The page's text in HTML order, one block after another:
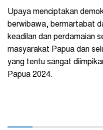
Upaya menciptakan
berwibawa, bermartabat
keadilan dan perdamaian
masyarakat Papua dan
yang tentu sangat
Papua 2024.